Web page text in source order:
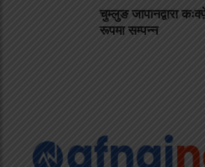
चुम्लुङ जापानद्वारा
रूपमा सम्पन्न